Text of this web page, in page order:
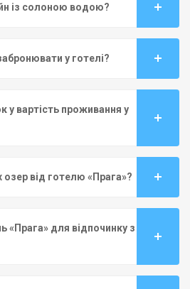
із солоною водою?
у готелі?
у вартість проживання у
від готелю «Прага»?
«Прага» для відпочинку з